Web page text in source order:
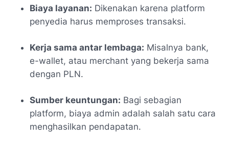
Biaya layanan: Dikenakan karena platform
penyedia harus memproses transaksi.
Kerja sama antar lembaga: Misalnya bank,
e-wallet, atau merchant yang bekerja sama
dengan PLN.
Sumber keuntungan: Bagi sebagian
platform, biaya admin adalah salah satu cara
menghasilkan pendapatan.